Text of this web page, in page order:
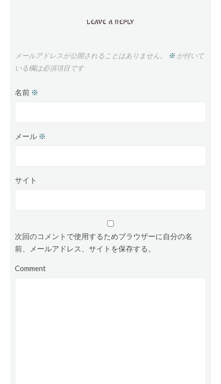
LEAVE A REPLY
メールアドレスが公開されることはありません。 ※が付いて
いる欄は必須項目です
名前 ※
メール ※
サイト
次回のコメントで使用するためブラウザーに自分の名
前、メールアドレス、サイトを保存する。
Comment